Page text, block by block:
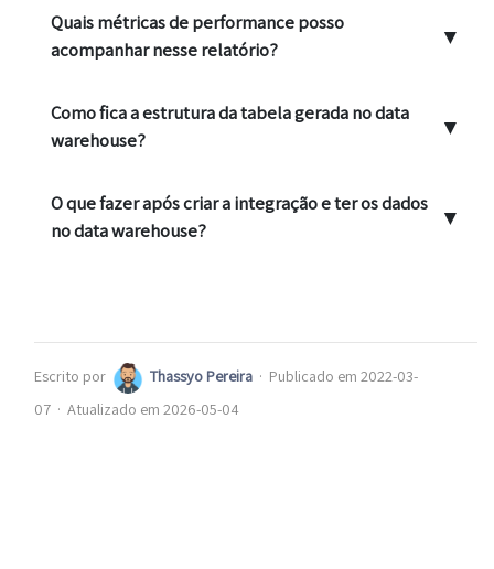
Quais métricas de performance posso
acompanhar nesse relatório?
▼
Como fica a estrutura da tabela gerada no data
warehouse?
▼
O que fazer após criar a integração e ter os dados
no data warehouse?
▼
Escrito por Thassyo Pereira · Publicado em 2022-03-
07 · Atualizado em 2026-05-04